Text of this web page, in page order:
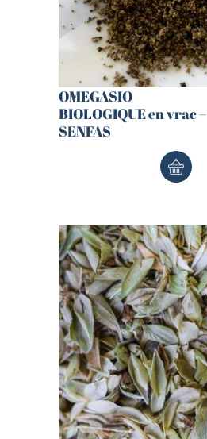
OMEGASIO
BIOLOGIQUE en vrac –
SENFAS